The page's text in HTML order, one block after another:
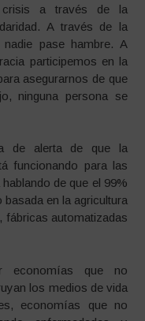
crisis a través de la
A través de la
pase hambre. A
participemos en la
asegurarnos de que
ninguna persona se
de alerta de que la
funcionando para las
de que el 99%
en la agricultura
fábricas automatizadas
economías que no
los medios de vida
economías que no